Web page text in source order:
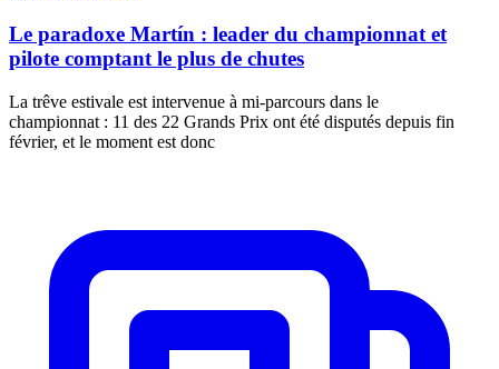
Le paradoxe Martín : leader du championnat et
pilote comptant le plus de chutes
La trêve estivale est intervenue à mi-parcours dans le
championnat : 11 des 22 Grands Prix ont été disputés depuis fin
février, et le moment est donc